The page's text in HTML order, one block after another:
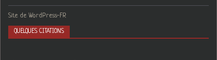
Site de WordPress-FR
QUELQUES CITATIONS